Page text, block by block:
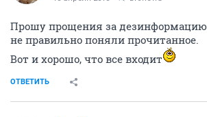
Прошу прощения за дезинформацию
не правильно поняли прочитанное.
Вот и хорошо, что все входит
ОТВЕТИТЬ